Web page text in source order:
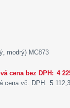
modrý) MC873
cena bez DPH: 4
cena vč. DPH: 5